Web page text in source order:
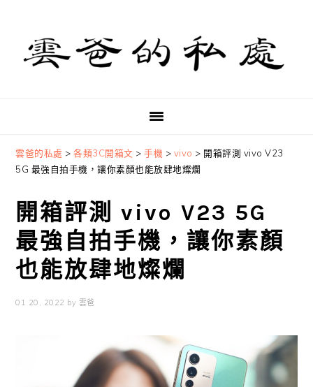
primary
navigation
content
primary
sidebar
雲爸的私處 >各類3C開箱文 >手機 > vivo > 開箱評測 vivo V23
5G 最強自拍手機，讓你素顏也能放肆地燦爛
開箱評測 vivo V23 5G
最強自拍手機，讓你素顏
也能放肆地燦爛
01 20, 2022 by 雲爸